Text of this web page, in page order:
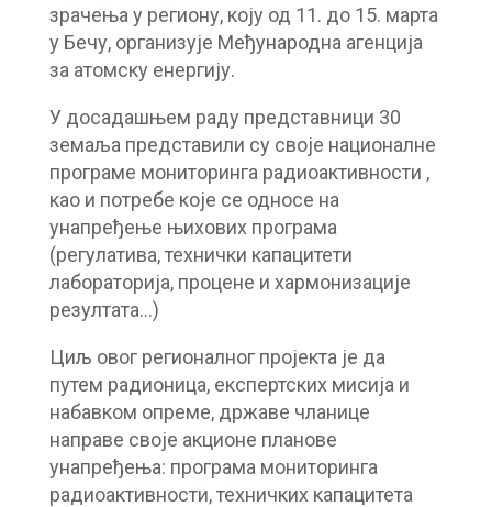
зрачења у региону, коју од 11. до 15. марта
у Бечу, организује Међународна агенција
за атомску енергију.
У досадашњем раду представници 30
земаља представили су своје националне
програме мониторинга радиоактивности ,
као и потребе које се односе на
унапређење њихових програма
(регулатива, технички капацитети
лабораторија, проценe и хармонизације
резултата…)
Циљ овог регионалног пројекта је да
путем радионица, експертских мисија и
набавком опреме, државе чланице
направе своје акционе планове
унапређења: програма мониторинга
радиоактивности, техничких капацитета